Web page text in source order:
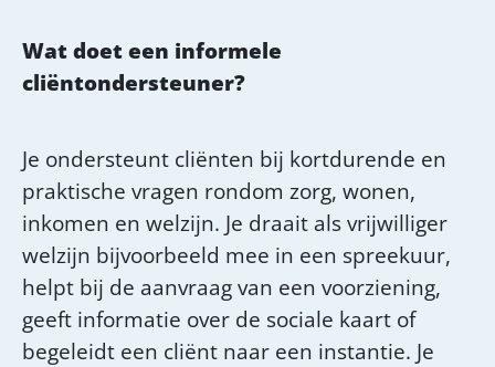
Wat doet een informele
cliëntondersteuner?
Je ondersteunt cliënten bij kortdurende en
praktische vragen rondom zorg, wonen,
inkomen en welzijn. Je draait als vrijwilliger
welzijn bijvoorbeeld mee in een spreekuur,
helpt bij de aanvraag van een voorziening,
geeft informatie over de sociale kaart of
begeleidt een cliënt naar een instantie. Je